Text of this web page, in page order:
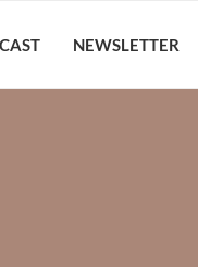
NEWSLETTER